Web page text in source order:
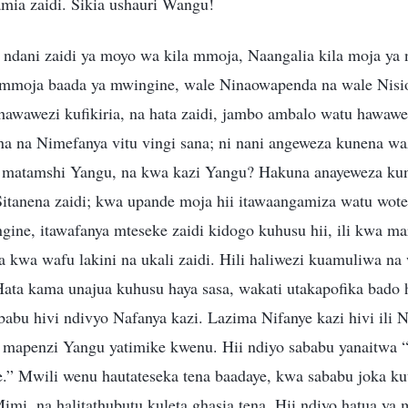
zaidi ya moyo wa kila mmoja, Naangalia kila moja ya
baada ya mwingine, wale Ninaowapenda na wale
kufikiria, na hata zaidi, jambo ambalo watu
na Nimefanya vitu vingi sana; ni nani angeweza kunena
Yangu, na kwa kazi Yangu? Hakuna anayeweza
zaidi; kwa upande moja hii itawaangamiza watu
itawafanya mteseke zaidi kidogo kuhusu hii, ili kwa
kwa wafu lakini na ukali zaidi. Hili haliwezi kuamuliwa na
kama unajua kuhusu haya sasa, wakati utakapofika bado
hivi ndivyo Nafanya kazi. Lazima Nifanye kazi hivi ili
Yangu yatimike kwenu. Hii ndiyo sababu yanaitwa
Mwili wenu hautateseka tena baadaye, kwa sababu joka